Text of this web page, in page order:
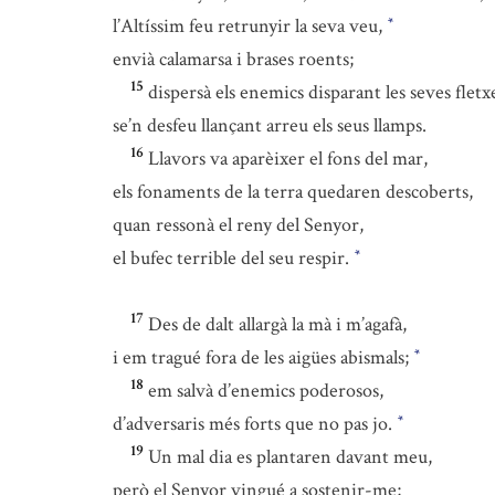
l’Altíssim feu retrunyir la seva veu, *
envià calamarsa i brases roents;
15 dispersà els enemics disparant les seves
se’n desfeu llançant arreu els seus llamps.
16 Llavors va aparèixer el fons del mar,
els fonaments de la terra quedaren descoberts,
quan ressonà el reny del Senyor,
el bufec terrible del seu respir. *
17 Des de dalt allargà la mà i m’agafà,
i em tragué fora de les aigües abismals; *
18 em salvà d’enemics poderosos,
d’adversaris més forts que no pas jo. *
19 Un mal dia es plantaren davant meu,